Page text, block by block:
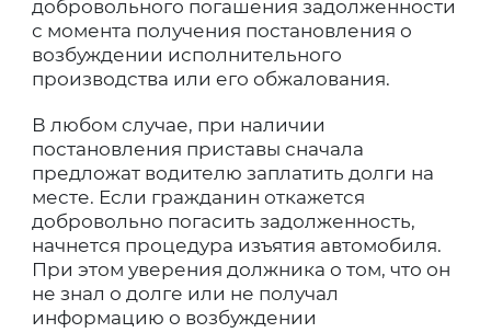
добровольного погашения задолженности
с момента получения постановления о
возбуждении исполнительного
производства или его обжалования.
В любом случае, при наличии
постановления приставы сначала
предложат водителю заплатить долги на
месте. Если гражданин откажется
добровольно погасить задолженность,
начнется процедура изъятия автомобиля.
При этом уверения должника о том, что он
не знал о долге или не получал
информацию о возбуждении